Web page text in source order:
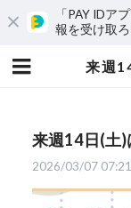
「PAY IDア
報を受け取ろ
来週14日(土)
2026/03/07 07:21